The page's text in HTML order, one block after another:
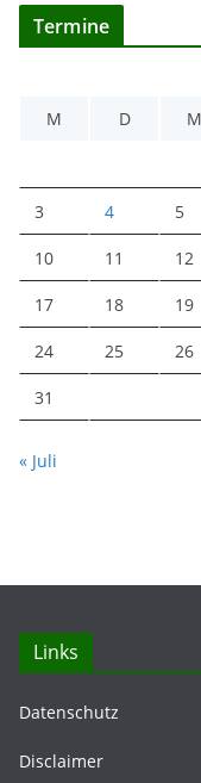
Termine
M
D M
3 4 5
10 11 12
17 18 19
24 25 26
31
« Juli
Links
Datenschutz
Disclaimer